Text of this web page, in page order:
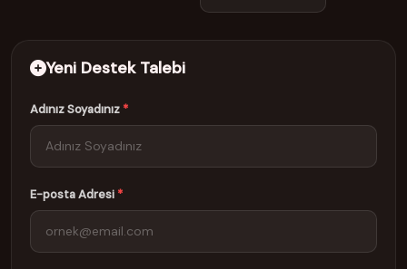
Yeni Destek Talebi
Adınız Soyadınız *
E-posta Adresi *